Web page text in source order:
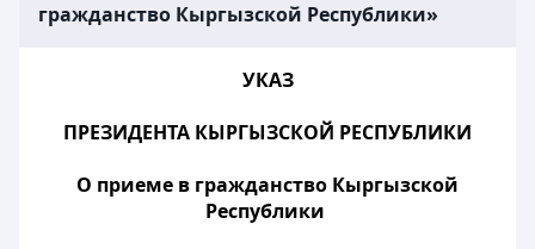
гражданство Кыргызской Республики»
УКАЗ
ПРЕЗИДЕНТА КЫРГЫЗСКОЙ РЕСПУБЛИКИ
О приеме в гражданство Кыргызской
Республики